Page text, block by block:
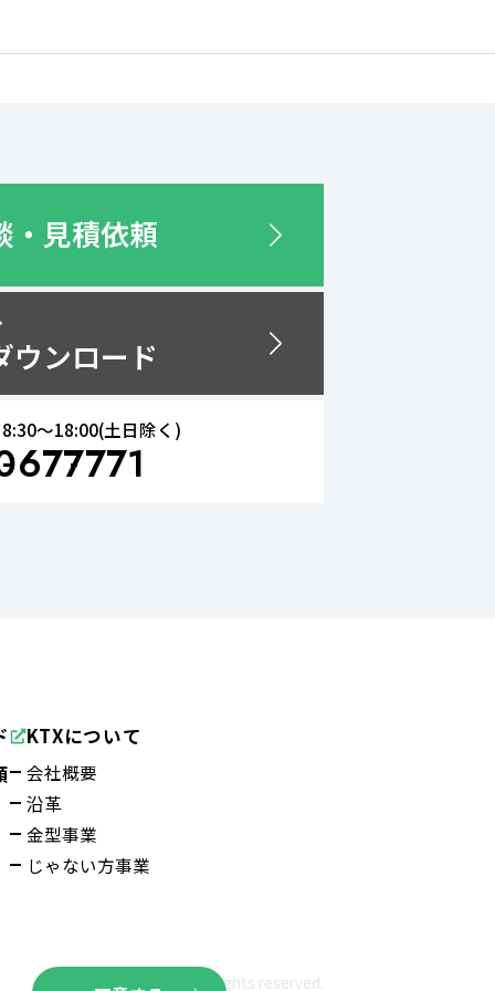
・見積依頼
ウンロード
〜18:00(土日除く)
677771
KTXについて
会社概要
沿革
金型事業
じゃない方事業
©KTX All rights reserved.